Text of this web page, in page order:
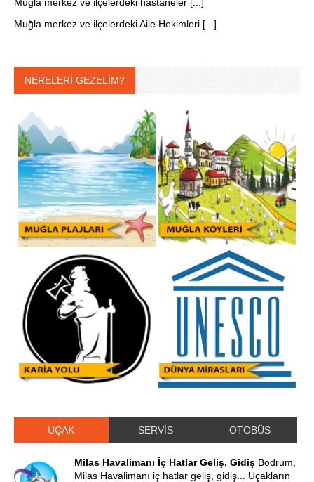
Muğla merkez ve ilçelerdeki Aile Hekimleri [...]
NERELERİ GEZELİM?
UÇAK SERVİS OTOBÜS
Milas Havalimanı İç Hatlar Geliş, Gidiş Bodrum,
Milas Havalimanı iç hatlar geliş, gidiş... Uçakların